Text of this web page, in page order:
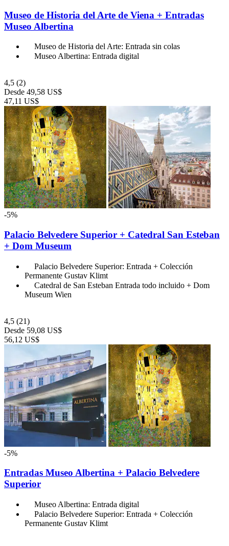
Museo de Historia del Arte de Viena + Entradas
Museo Albertina
Museo de Historia del Arte: Entrada sin colas
Museo Albertina: Entrada digital
4,5 (2)
Desde 49,58 US$
47,11 US$
-5%
Palacio Belvedere Superior + Catedral San Esteban
+ Dom Museum
Palacio Belvedere Superior: Entrada + Colección
Permanente Gustav Klimt
Catedral de San Esteban Entrada todo incluido + Dom
Museum Wien
4,5 (21)
Desde 59,08 US$
56,12 US$
-5%
Entradas Museo Albertina + Palacio Belvedere
Superior
Museo Albertina: Entrada digital
Palacio Belvedere Superior: Entrada + Colección
Permanente Gustav Klimt